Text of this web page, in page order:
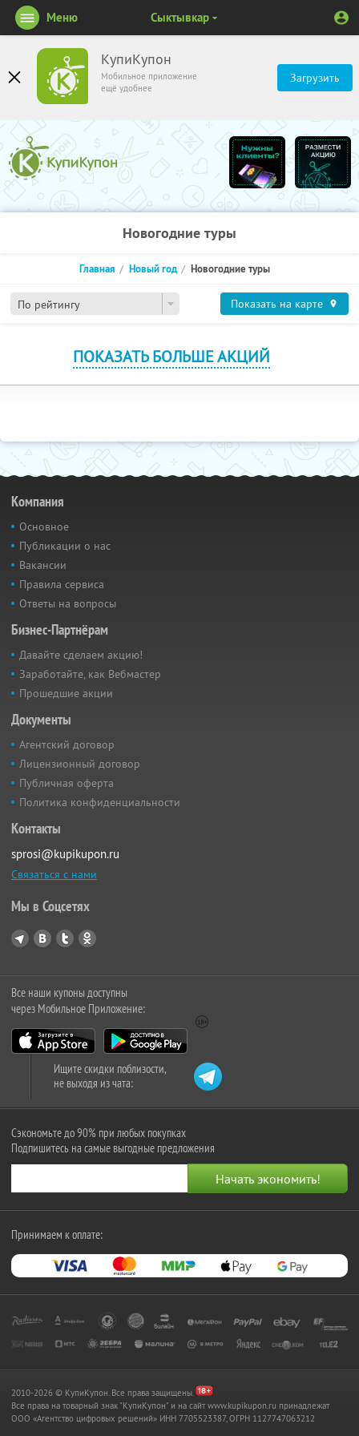
КупиКупон
Мобильное приложение
ещё удобнее
Загрузить
Меню Сыктывкар
Новогодние туры
По рейтингу
Главная Новый год Новогодние туры
Показать на карте
ПОКАЗАТЬ БОЛЬШЕ АКЦИЙ
Компания
Основное
Публикации о нас
Вакансии
Правила сервиса
Ответы на вопросы
Бизнес-Партнёрам
Давайте сделаем акцию!
Заработайте, как Вебмастер
Прошедшие акции
Документы
Агентский договор
Лицензионный договор
Публичная оферта
Политика конфиденциальности
Контакты
sprosi@kupikupon.ru
Связаться с нами
Мы в Соцсетях
Все наши купоны доступны
через Мобильное Приложение:
Ищите скидки поблизости,
не выходя из чата:
Сэкономьте до 90% при любых покупках
Подпишитесь на самые выгодные предложения
Принимаем к оплате:
2010-2026 © КупиКупон. Все права защищены.
Все права на товарный знак "КупиКупон" и на сайт www.kupikupon.ru принадлежат
OOO «Агентство цифровых решений» ИНН 7705523387, ОГРН 1127747063212